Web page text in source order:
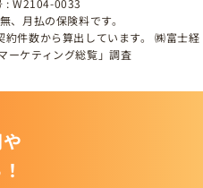
月払の保険料です。
件数から算出しています。 ㈱富士経
ーケティング総覧」調査